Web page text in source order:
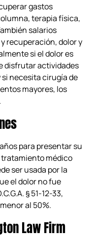
gastos
terapia física,
salarios
recuperación, dolor y
si el dolor es
disfrutar actividades
necesita cirugía de
mayores, los
para presentar su
médico
ser usada por la
el dolor no fue
§ 51-12-33,
al 50%.
Law Firm